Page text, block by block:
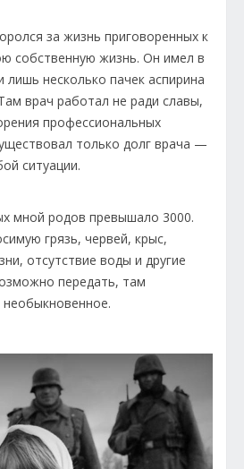
за жизнь приговоренных к
собственную жизнь. Он имел в
несколько пачек аспирина
врач работал не ради славы,
профессиональных
только долг врача —
ситуации.
мной родов превышало 3000.
грязь, червей, крыс,
отсутствие воды и другие
передать, там